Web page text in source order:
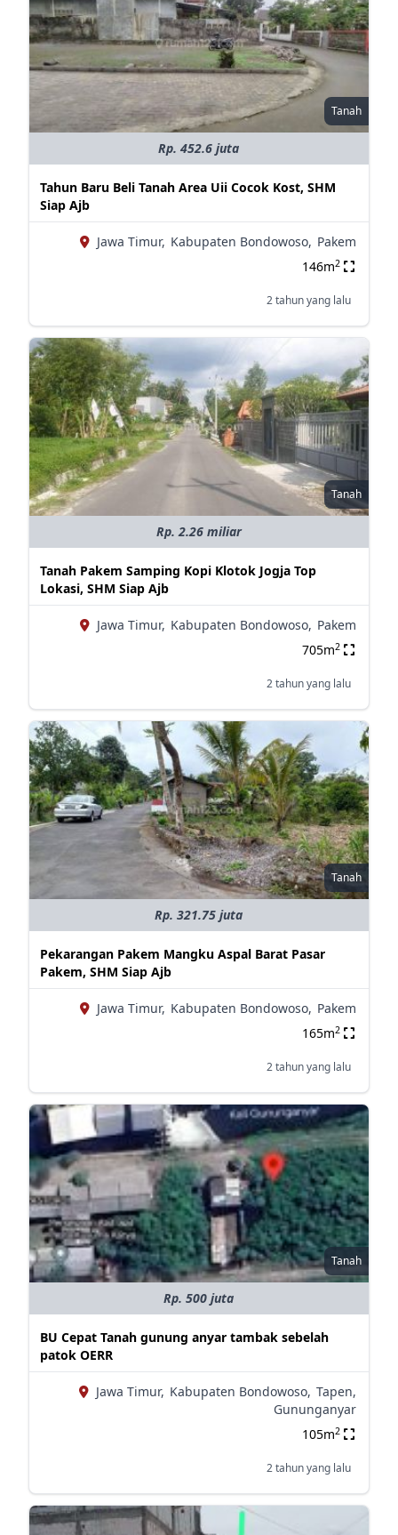
Tanah
Rp. 452.6 juta
Tahun Baru Beli Tanah Area Uii Cocok Kost, SHM
Siap Ajb
Jawa Timur, Kabupaten Bondowoso, Pakem
146m2
2 tahun yang lalu
Tanah
Rp. 2.26 miliar
Tanah Pakem Samping Kopi Klotok Jogja Top
Lokasi, SHM Siap Ajb
Jawa Timur, Kabupaten Bondowoso, Pakem
705m2
2 tahun yang lalu
Tanah
Rp. 321.75 juta
Pekarangan Pakem Mangku Aspal Barat Pasar
Pakem, SHM Siap Ajb
Jawa Timur, Kabupaten Bondowoso, Pakem
165m2
2 tahun yang lalu
Tanah
Rp. 500 juta
BU Cepat Tanah gunung anyar tambak sebelah
patok OERR
Jawa Timur, Kabupaten Bondowoso, Tapen,
Gununganyar
105m2
2 tahun yang lalu